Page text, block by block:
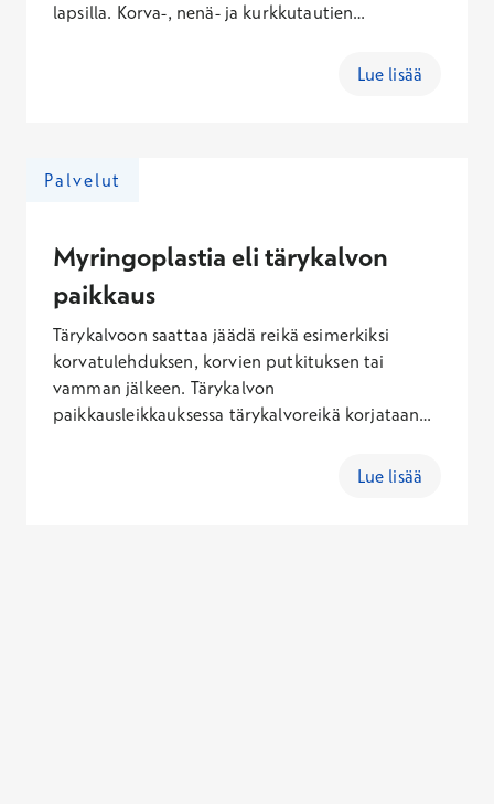
lapsilla. Korva-, nenä- ja kurkkutautien
Sairaaloissa. Jos lapsella on toistuvia tai
putkitukseen.
Lue lisää
Palvelut
Myringoplastia eli tärykalvon
paikkaus
Tärykalvoon saattaa jäädä reikä esimerkiksi
korvatulehduksen, korvien putkituksen tai
vamman jälkeen. Tärykalvon
paikkausleikkauksessa tärykalvoreikä korjataan
lihaskalvopaikkausmenetelmää käyttämällä.
Lue lisää